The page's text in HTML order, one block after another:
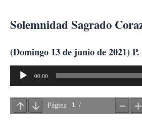
contenido
Solemnidad Sagrado
(Domingo 13 de junio de 2021)
Reproductor
audio
00:00